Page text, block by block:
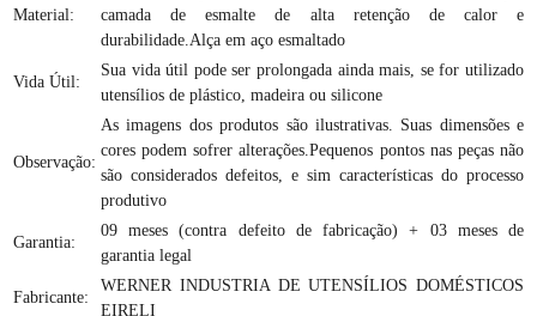
Material:
camada de esmalte de alta retenção de calor e
durabilidade.Alça em aço esmaltado
Vida Útil:
Sua vida útil pode ser prolongada ainda mais, se for utilizado
utensílios de plástico, madeira ou silicone
Observação:
As imagens dos produtos são ilustrativas. Suas dimensões e
cores podem sofrer alterações.Pequenos pontos nas peças não
são considerados defeitos, e sim características do processo
produtivo
Garantia:
09 meses (contra defeito de fabricação) + 03 meses de
garantia legal
Fabricante:
WERNER INDUSTRIA DE UTENSÍLIOS DOMÉSTICOS
EIRELI